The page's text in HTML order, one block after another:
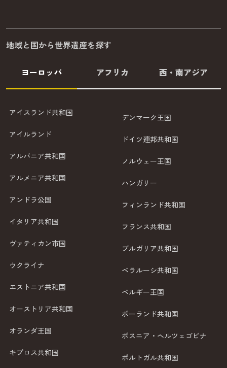
地域と国から世界遺産を探す
ヨーロッパ アフリカ 西・南アジア
アイスランド共和国
アイルランド
アルバニア共和国
アルメニア共和国
アンドラ公国
イタリア共和国
ヴァティカン市国
ウクライナ
エストニア共和国
オーストリア共和国
オランダ王国
キプロス共和国
デンマーク王国
ドイツ連邦共和国
ノルウェー王国
ハンガリー
フィンランド共和国
フランス共和国
ブルガリア共和国
ベラルーシ共和国
ベルギー王国
ポーランド共和国
ボスニア・ヘルツェゴビナ
ポルトガル共和国